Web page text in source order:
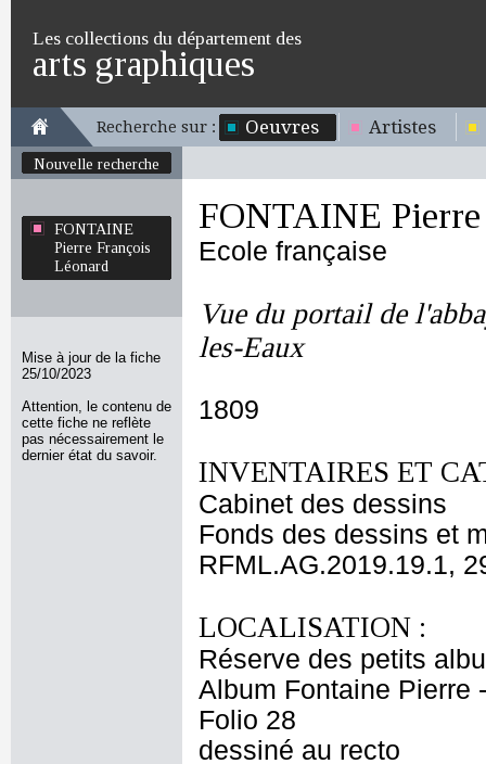
Les collections du département des
arts graphiques
Recherche sur : Oeuvres Artistes
Nouvelle recherche
FONTAINE
Pierre François
Léonard
Mise à jour de la fiche
25/10/2023
Attention, le contenu de
cette fiche ne reflète
pas nécessairement le
dernier état du savoir.
FONTAINE
Ecole française
Vue du portail de
les-Eaux
1809
INVENTAIRES ET
Cabinet des dessins
Fonds des dessins et
RFML.AG.2019.19.1,
LOCALISATION :
Réserve des petits
Album Fontaine Pierre
Folio 28
dessiné au recto